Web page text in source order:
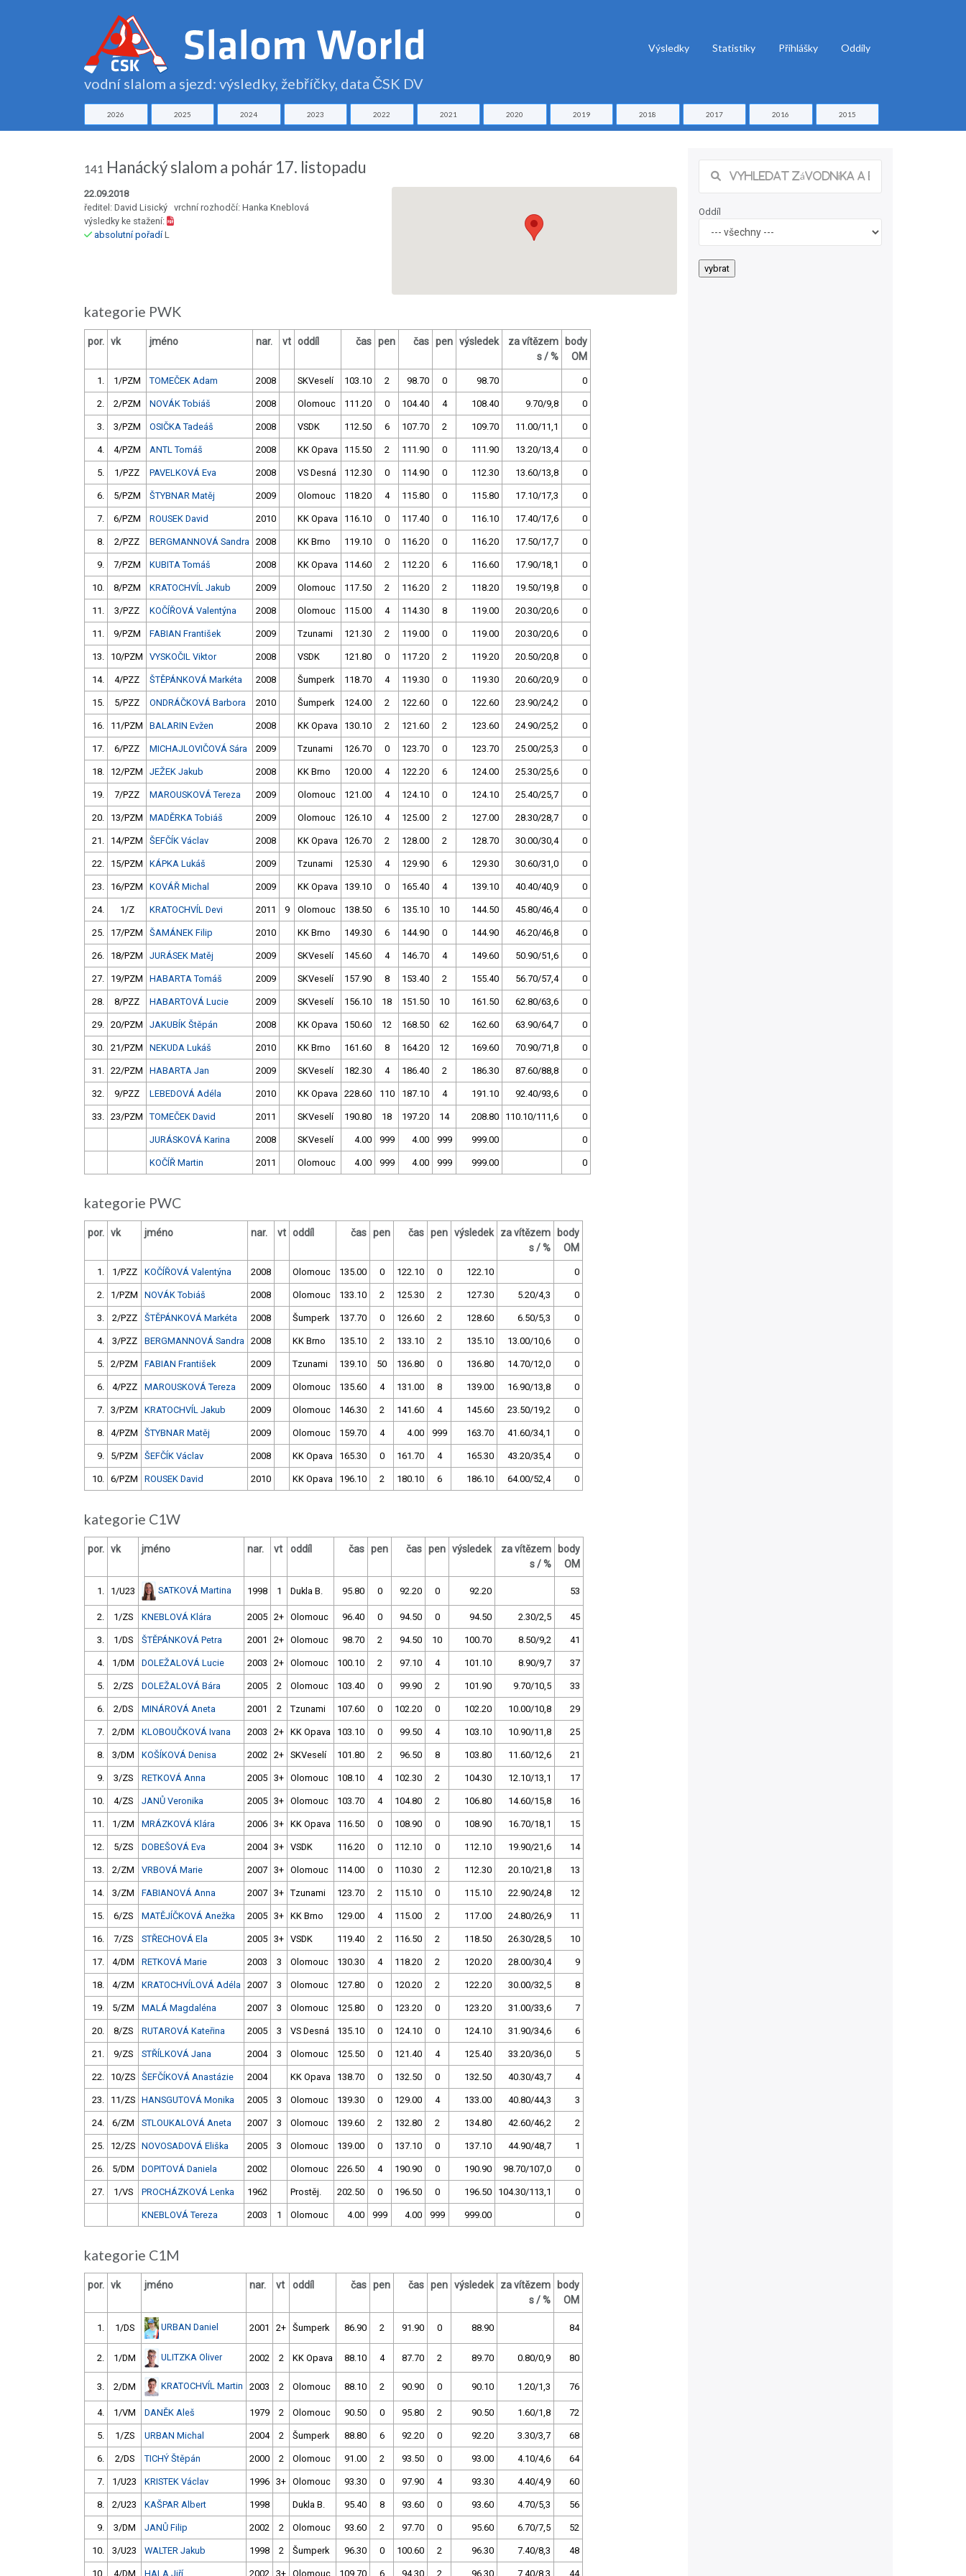
vodní slalom a sjezd: výsledky, žebříčky, data ČSK DV
Výsledky Statistiky Přihlášky Oddíly
2026 2025 2024 2023 2022 2021 2020 2019 2018 2017 2016 2015
141 Hanácký slalom a pohár 17. listopadu
22.09.2018
ředitel: David Lisický vrchní rozhodčí: Hanka Kneblová
výsledky ke stažení:
absolutní pořadíL
kategorie PWK
por. vk jméno nar. vt oddíl čas pen čas pen výsledek
za vítězem
s / %
body
OM
1. 1/PZM TOMEČEK Adam 2008 SKVeselí 103.10 2 98.70 0 98.70 0
2. 2/PZM NOVÁK Tobiáš 2008 Olomouc 111.20 0 104.40 4 108.40 9.70/9,8 0
3. 3/PZM OSIČKA Tadeáš 2008 VSDK 112.50 6 107.70 2 109.70 11.00/11,1 0
4. 4/PZM ANTL Tomáš 2008 KK Opava 115.50 2 111.90 0 111.90 13.20/13,4 0
5. 1/PZZ PAVELKOVÁ Eva 2008 VS Desná 112.30 0 114.90 0 112.30 13.60/13,8 0
6. 5/PZM ŠTYBNAR Matěj 2009 Olomouc 118.20 4 115.80 0 115.80 17.10/17,3 0
7. 6/PZM ROUSEK David 2010 KK Opava 116.10 0 117.40 0 116.10 17.40/17,6 0
8. 2/PZZ BERGMANNOVÁ Sandra 2008 KK Brno 119.10 0 116.20 0 116.20 17.50/17,7 0
9. 7/PZM KUBITA Tomáš 2008 KK Opava 114.60 2 112.20 6 116.60 17.90/18,1 0
10. 8/PZM KRATOCHVÍL Jakub 2009 Olomouc 117.50 2 116.20 2 118.20 19.50/19,8 0
11. 3/PZZ KOČÍŘOVÁ Valentýna 2008 Olomouc 115.00 4 114.30 8 119.00 20.30/20,6 0
11. 9/PZM FABIAN František 2009 Tzunami 121.30 2 119.00 0 119.00 20.30/20,6 0
13. 10/PZM VYSKOČIL Viktor 2008 VSDK 121.80 0 117.20 2 119.20 20.50/20,8 0
14. 4/PZZ ŠTĚPÁNKOVÁ Markéta 2008 Šumperk 118.70 4 119.30 0 119.30 20.60/20,9 0
15. 5/PZZ ONDRÁČKOVÁ Barbora 2010 Šumperk 124.00 2 122.60 0 122.60 23.90/24,2 0
16. 11/PZM BALARIN Evžen 2008 KK Opava 130.10 2 121.60 2 123.60 24.90/25,2 0
17. 6/PZZ MICHAJLOVIČOVÁ Sára 2009 Tzunami 126.70 0 123.70 0 123.70 25.00/25,3 0
18. 12/PZM JEŽEK Jakub 2008 KK Brno 120.00 4 122.20 6 124.00 25.30/25,6 0
19. 7/PZZ MAROUSKOVÁ Tereza 2009 Olomouc 121.00 4 124.10 0 124.10 25.40/25,7 0
20. 13/PZM MADĚRKA Tobiáš 2009 Olomouc 126.10 4 125.00 2 127.00 28.30/28,7 0
21. 14/PZM ŠEFČÍK Václav 2008 KK Opava 126.70 2 128.00 2 128.70 30.00/30,4 0
22. 15/PZM KÁPKA Lukáš 2009 Tzunami 125.30 4 129.90 6 129.30 30.60/31,0 0
23. 16/PZM KOVÁŘ Michal 2009 KK Opava 139.10 0 165.40 4 139.10 40.40/40,9 0
24. 1/Z KRATOCHVÍL Devi 2011 9 Olomouc 138.50 6 135.10 10 144.50 45.80/46,4 0
25. 17/PZM ŠAMÁNEK Filip 2010 KK Brno 149.30 6 144.90 0 144.90 46.20/46,8 0
26. 18/PZM JURÁSEK Matěj 2009 SKVeselí 145.60 4 146.70 4 149.60 50.90/51,6 0
27. 19/PZM HABARTA Tomáš 2009 SKVeselí 157.90 8 153.40 2 155.40 56.70/57,4 0
28. 8/PZZ HABARTOVÁ Lucie 2009 SKVeselí 156.10 18 151.50 10 161.50 62.80/63,6 0
29. 20/PZM JAKUBÍK Štěpán 2008 KK Opava 150.60 12 168.50 62 162.60 63.90/64,7 0
30. 21/PZM NEKUDA Lukáš 2010 KK Brno 161.60 8 164.20 12 169.60 70.90/71,8 0
31. 22/PZM HABARTA Jan 2009 SKVeselí 182.30 4 186.40 2 186.30 87.60/88,8 0
32. 9/PZZ LEBEDOVÁ Adéla 2010 KK Opava 228.60 110 187.10 4 191.10 92.40/93,6 0
33. 23/PZM TOMEČEK David 2011 SKVeselí 190.80 18 197.20 14 208.80 110.10/111,6 0
JURÁSKOVÁ Karina 2008 SKVeselí 4.00 999 4.00 999 999.00 0
KOČÍŘ Martin 2011 Olomouc 4.00 999 4.00 999 999.00 0
kategorie PWC
por. vk jméno nar. vt oddíl čas pen čas pen výsledek
za vítězem
s / %
body
OM
1. 1/PZZ KOČÍŘOVÁ Valentýna 2008 Olomouc 135.00 0 122.10 0 122.10 0
2. 1/PZM NOVÁK Tobiáš 2008 Olomouc 133.10 2 125.30 2 127.30 5.20/4,3 0
3. 2/PZZ ŠTĚPÁNKOVÁ Markéta 2008 Šumperk 137.70 0 126.60 2 128.60 6.50/5,3 0
4. 3/PZZ BERGMANNOVÁ Sandra 2008 KK Brno 135.10 2 133.10 2 135.10 13.00/10,6 0
5. 2/PZM FABIAN František 2009 Tzunami 139.10 50 136.80 0 136.80 14.70/12,0 0
6. 4/PZZ MAROUSKOVÁ Tereza 2009 Olomouc 135.60 4 131.00 8 139.00 16.90/13,8 0
7. 3/PZM KRATOCHVÍL Jakub 2009 Olomouc 146.30 2 141.60 4 145.60 23.50/19,2 0
8. 4/PZM ŠTYBNAR Matěj 2009 Olomouc 159.70 4 4.00 999 163.70 41.60/34,1 0
9. 5/PZM ŠEFČÍK Václav 2008 KK Opava 165.30 0 161.70 4 165.30 43.20/35,4 0
10. 6/PZM ROUSEK David 2010 KK Opava 196.10 2 180.10 6 186.10 64.00/52,4 0
kategorie C1W
por. vk jméno nar. vt oddíl čas pen čas pen výsledek
za vítězem
s / %
body
OM
1. 1/U23 SATKOVÁ Martina 1998 1 Dukla B. 95.80 0 92.20 0 92.20 53
2. 1/ZS KNEBLOVÁ Klára 2005 2+ Olomouc 96.40 0 94.50 0 94.50 2.30/2,5 45
3. 1/DS ŠTĚPÁNKOVÁ Petra 2001 2+ Olomouc 98.70 2 94.50 10 100.70 8.50/9,2 41
4. 1/DM DOLEŽALOVÁ Lucie 2003 2+ Olomouc 100.10 2 97.10 4 101.10 8.90/9,7 37
5. 2/ZS DOLEŽALOVÁ Bára 2005 2 Olomouc 103.40 0 99.90 2 101.90 9.70/10,5 33
6. 2/DS MINÁROVÁ Aneta 2001 2 Tzunami 107.60 0 102.20 0 102.20 10.00/10,8 29
7. 2/DM KLOBOUČKOVÁ Ivana 2003 2+ KK Opava 103.10 0 99.50 4 103.10 10.90/11,8 25
8. 3/DM KOŠÍKOVÁ Denisa 2002 2+ SKVeselí 101.80 2 96.50 8 103.80 11.60/12,6 21
9. 3/ZS RETKOVÁ Anna 2005 3+ Olomouc 108.10 4 102.30 2 104.30 12.10/13,1 17
10. 4/ZS JANŮ Veronika 2005 3+ Olomouc 103.70 4 104.80 2 106.80 14.60/15,8 16
11. 1/ZM MRÁZKOVÁ Klára 2006 3+ KK Opava 116.50 0 108.90 0 108.90 16.70/18,1 15
12. 5/ZS DOBEŠOVÁ Eva 2004 3+ VSDK 116.20 0 112.10 0 112.10 19.90/21,6 14
13. 2/ZM VRBOVÁ Marie 2007 3+ Olomouc 114.00 0 110.30 2 112.30 20.10/21,8 13
14. 3/ZM FABIANOVÁ Anna 2007 3+ Tzunami 123.70 2 115.10 0 115.10 22.90/24,8 12
15. 6/ZS MATĚJÍČKOVÁ Anežka 2005 3+ KK Brno 129.00 4 115.00 2 117.00 24.80/26,9 11
16. 7/ZS STŘECHOVÁ Ela 2005 3+ VSDK 119.40 2 116.50 2 118.50 26.30/28,5 10
17. 4/DM RETKOVÁ Marie 2003 3 Olomouc 130.30 4 118.20 2 120.20 28.00/30,4 9
18. 4/ZM KRATOCHVÍLOVÁ Adéla 2007 3 Olomouc 127.80 0 120.20 2 122.20 30.00/32,5 8
19. 5/ZM MALÁ Magdaléna 2007 3 Olomouc 125.80 0 123.20 0 123.20 31.00/33,6 7
20. 8/ZS RUTAROVÁ Kateřina 2005 3 VS Desná 135.10 0 124.10 0 124.10 31.90/34,6 6
21. 9/ZS STŘÍLKOVÁ Jana 2004 3 Olomouc 125.50 0 121.40 4 125.40 33.20/36,0 5
22. 10/ZS ŠEFČÍKOVÁ Anastázie 2004 KK Opava 138.70 0 132.50 0 132.50 40.30/43,7 4
23. 11/ZS HANSGUTOVÁ Monika 2005 3 Olomouc 139.30 0 129.00 4 133.00 40.80/44,3 3
24. 6/ZM STLOUKALOVÁ Aneta 2007 3 Olomouc 139.60 2 132.80 2 134.80 42.60/46,2 2
25. 12/ZS NOVOSADOVÁ Eliška 2005 3 Olomouc 139.00 0 137.10 0 137.10 44.90/48,7 1
26. 5/DM DOPITOVÁ Daniela 2002 Olomouc 226.50 4 190.90 0 190.90 98.70/107,0 0
27. 1/VS PROCHÁZKOVÁ Lenka 1962 Prostěj. 202.50 0 196.50 0 196.50 104.30/113,1 0
KNEBLOVÁ Tereza 2003 1 Olomouc 4.00 999 4.00 999 999.00 0
kategorie C1M
por. vk jméno nar. vt oddíl čas pen čas pen výsledek
za vítězem
s / %
body
OM
1. 1/DS URBAN Daniel 2001 2+ Šumperk 86.90 2 91.90 0 88.90 84
2. 1/DM ULITZKA Oliver 2002 2 KK Opava 88.10 4 87.70 2 89.70 0.80/0,9 80
3. 2/DM KRATOCHVÍL Martin 2003 2 Olomouc 88.10 2 90.90 0 90.10 1.20/1,3 76
4. 1/VM DANĚK Aleš 1979 2 Olomouc 90.50 0 95.80 2 90.50 1.60/1,8 72
5. 1/ZS URBAN Michal 2004 2 Šumperk 88.80 6 92.20 0 92.20 3.30/3,7 68
6. 2/DS TICHÝ Štěpán 2000 2 Olomouc 91.00 2 93.50 0 93.00 4.10/4,6 64
7. 1/U23 KRISTEK Václav 1996 3+ Olomouc 93.30 0 97.90 4 93.30 4.40/4,9 60
8. 2/U23 KAŠPAR Albert 1998 Dukla B. 95.40 8 93.60 0 93.60 4.70/5,3 56
9. 3/DM JANŮ Filip 2002 2 Olomouc 93.60 2 97.70 0 95.60 6.70/7,5 52
10. 3/U23 WALTER Jakub 1998 2 Šumperk 96.30 0 100.60 2 96.30 7.40/8,3 48
10. 4/DM HALA Jiří 2002 3+ Olomouc 109.70 6 94.30 2 96.30 7.40/8,3 44
Oddíl